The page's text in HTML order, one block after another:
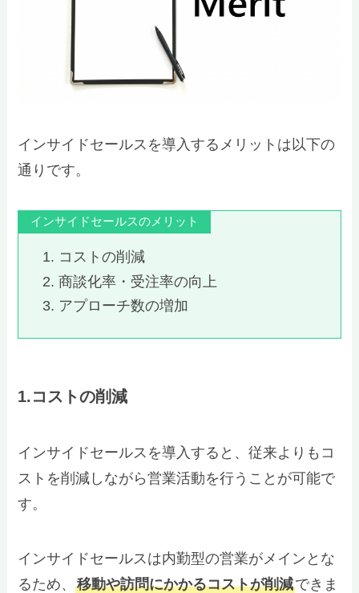
インサイドセールスを導入するメリットは以下の
通りです。
インサイドセールスのメリット
コストの削減
商談化率・受注率の向上
アプローチ数の増加
1.コストの削減
インサイドセールスを導入すると、従来よりもコ
ストを削減しながら営業活動を行うことが可能で
す。
インサイドセールスは内勤型の営業がメインとな
るため、移動や訪問にかかるコストが削減できま